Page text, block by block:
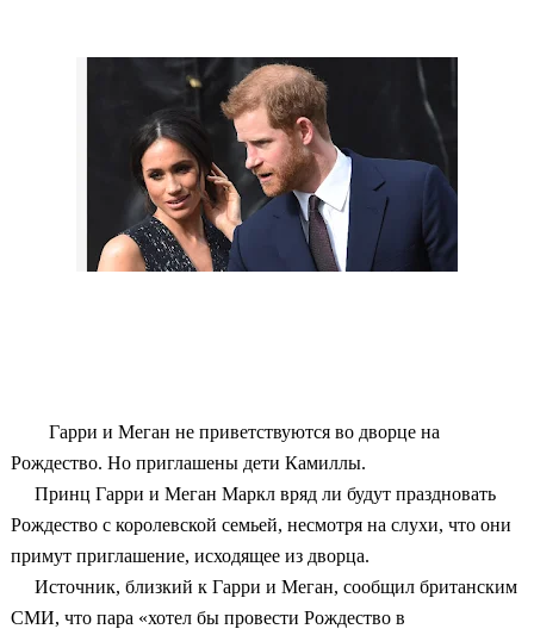
Гарри и Меган не приветствуются во дворце на
Рождество. Но приглашены дети Камиллы.
Принц Гарри и Меган Маркл вряд ли будут праздновать
Рождество с королевской семьей, несмотря на слухи, что они
примут приглашение, исходящее из дворца.
Источник, близкий к Гарри и Меган, сообщил британским
СМИ, что пара «хотел бы провести Рождество в